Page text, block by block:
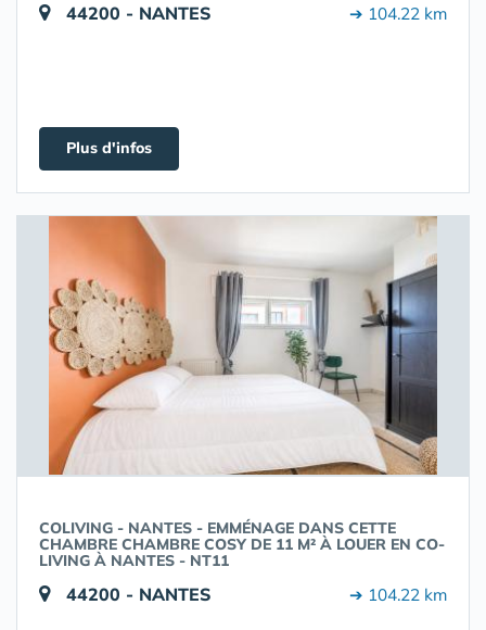
44200 - NANTES ➔ 104.22 km
Plus d'infos
COLIVING - NANTES - EMMÉNAGE DANS CETTE
CHAMBRE CHAMBRE COSY DE 11 M² À LOUER EN CO-
LIVING À NANTES - NT11
44200 - NANTES ➔ 104.22 km